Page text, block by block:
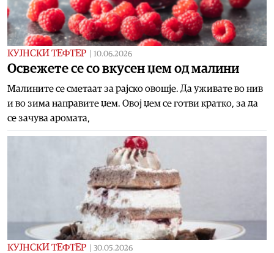
КУЈНСКИ ТЕФТЕР 10.06.2026
Oсвежете се со вкусен џем од малини
Малините се сметаат за рајско овошје. Да уживате во нив
и во зима направите џем. Овој џем се готви кратко, за да
се зачува аромата,
КУЈНСКИ ТЕФТЕР 30.05.2026